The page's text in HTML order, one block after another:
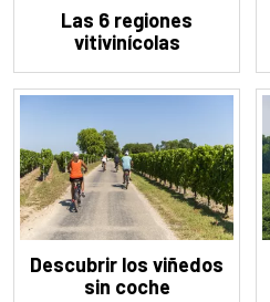
Las 6 regiones
vitivinícolas
Descubrir los viñedos
sin coche